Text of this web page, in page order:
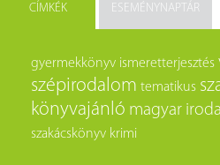
CÍMKÉK ESEMÉNYNAPTÁR
gyermekkönyv ismeretterjesztés
szépirodalom tematikus
könyvajánló magyar
szakácskönyv krimi